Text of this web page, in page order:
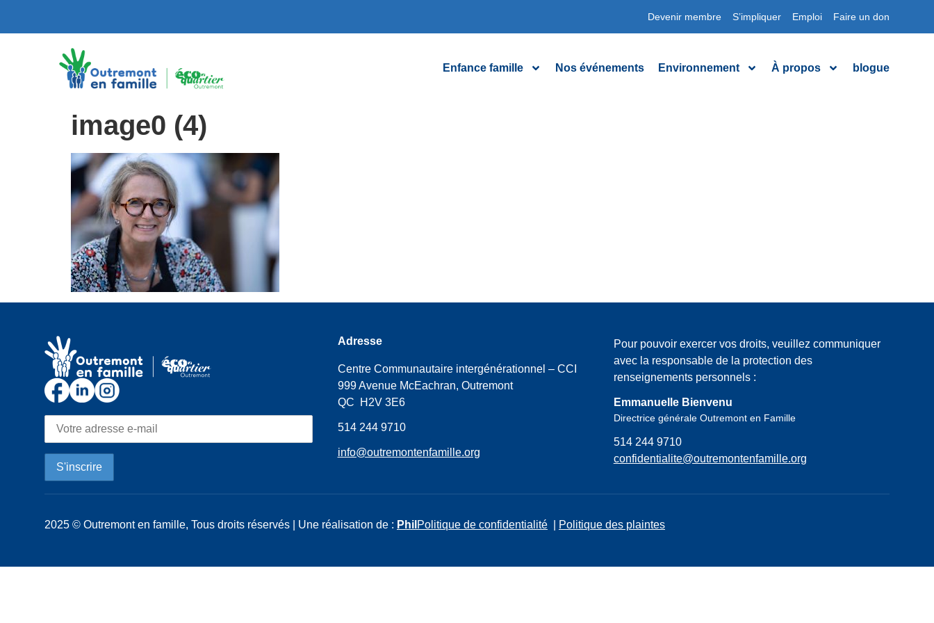
Devenir membre S’impliquer Emploi Faire un don
Enfance famille Nos événements Environnement À propos blogue
image0 (4)
Adresse
Centre Communautaire intergénérationnel – CCI
999 Avenue McEachran, Outremont
QC H2V 3E6
514 244 9710
info@outremontenfamille.org
Pour pouvoir exercer vos droits, veuillez communiquer
avec la responsable de la protection des
renseignements personnels :
Emmanuelle Bienvenu
Directrice générale Outremont en Famille
514 244 9710
confidentialite@outremontenfamille.org
2025 © Outremont en famille, Tous droits réservés | Une réalisation de : Phil Politique de confidentialité Politique des plaintes